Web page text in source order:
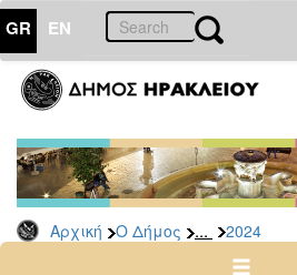
GR EN
Αρχική Ο Δήμος ... 2024
ΔΗΜΟΣ
Δελτία
Τύπου
Αρχείο
2026